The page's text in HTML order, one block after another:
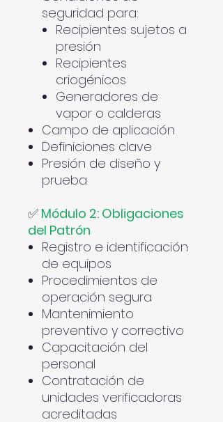
seguridad para:
Recipientes sujetos a
presión
Recipientes
criogénicos
Generadores de
vapor o calderas
Campo de aplicación
Definiciones clave
Presión de diseño y
prueba
✅ Módulo 2: Obligaciones
del Patrón
Registro e identificación
de equipos
Procedimientos de
operación segura
Mantenimiento
preventivo y correctivo
Capacitación del
personal
Contratación de
unidades verificadoras
acreditadas